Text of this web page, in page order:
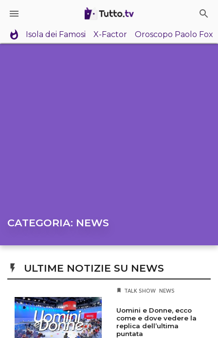
Isola dei Famosi X-Factor Oroscopo Paolo Fox
CATEGORIA: NEWS
ULTIME NOTIZIE SU NEWS
TALK SHOW NEWS
Uomini e Donne, ecco
come e dove vedere la
replica dell’ultima
puntata